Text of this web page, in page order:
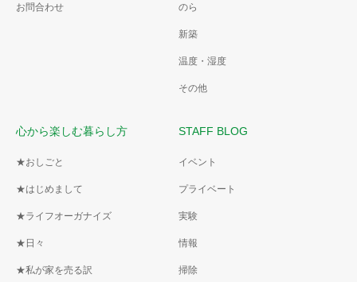
お問合わせ のら
新築
温度・湿度
その他
心から楽しむ暮らし方
★おしごと
★はじめまして
★ライフオーガナイズ
★日々
★私が家を売る訳
STAFF BLOG
イベント
プライベート
実験
情報
掃除